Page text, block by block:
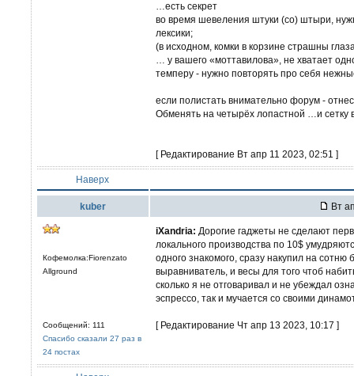
…есть секрет
во время шевеления штуки (со) штыри,
лексики;
(в исходном, комки в корзине страшны
… у вашего «моттавилова», не хватает
темперу - нужно повторять про себя
если полистать внимательно форум -
Обменять на четырёх лопастной …и сетку
[ Редактирование Вт апр 11 2023, 02:51 ]
Наверх
kuber Вт
Кофемолка:Fiorenzato
Allground
Сообщений: 111
Спасибо сказали 27 раз в
24 постах
iXandria: Дорогие гаджеты не сделают
локального производства по 10$
одного знакомого, сразу накупил на
выравниватель, и весы для того чтоб
сколько я не отговаривал и не убеждал
эспрессо, так и мучается со своими
[ Редактирование Чт апр 13 2023, 10:17 ]